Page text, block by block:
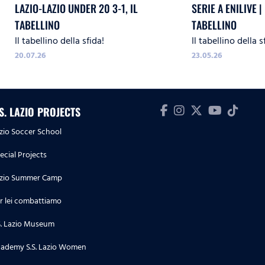
LAZIO-LAZIO UNDER 20 3-1, IL
TABELLINO
Il tabellino della sfida!
20.07.26
SERIE A ENILIVE
TABELLINO
Il tabellino della
23.05.26
LAZIO PROJECTS
Soccer School
Projects
Summer Camp
lei combattiamo
Lazio Museum
S.S. Lazio Women